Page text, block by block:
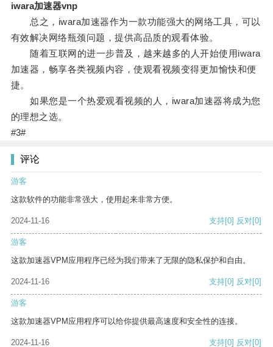
iwara加速器vnp
总之，iwara加速器作为一款功能强大的网络工具，可以
有效解决网络瓶颈问题，提供高品质的观看体验。
随着互联网的进一步普及，越来越多的人开始使用iwara
加速器，畅享各类视频内容，使观看视频变得更加愉快和便
捷。
如果您是一个热爱观看视频的人，iwara加速器将成为您
的理想之选。
#3#
评论
游客
这款软件的功能非常强大，使用起来非常方便。
2024-11-16 支持[0] 反对[0]
游客
这款加速器VPM应用程序已经为我们带来了无限的隐私保护和自由。
2024-11-16 支持[0] 反对[0]
游客
这款加速器VPM应用程序可以给你提供最高速度和安全性的连接。
2024-11-16 支持[0] 反对[0]